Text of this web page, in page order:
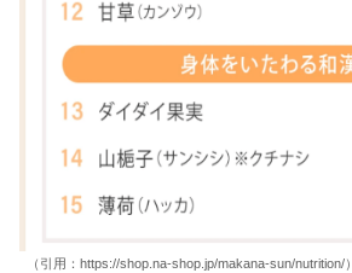
（引用：https://shop.na-shop.jp/makana-sun/nutrition/）